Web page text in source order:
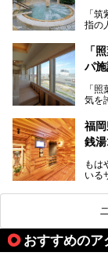
い
「
指の
入
そこ
ー
介し
「
パ施
「
気を
常連
そこ
ュー
る全
福
銭
もは
いる
ペー
が
今
泉・
おすすめのア